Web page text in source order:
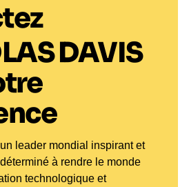
DAVIS
leader mondial inspirant et
à rendre le monde
technologique et